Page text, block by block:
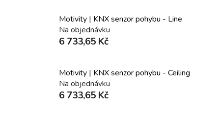
Motivity | KNX senzor pohybu - Line
Na objednávku
6 733,65 Kč
Motivity | KNX senzor pohybu - Ceiling
Na objednávku
6 733,65 Kč